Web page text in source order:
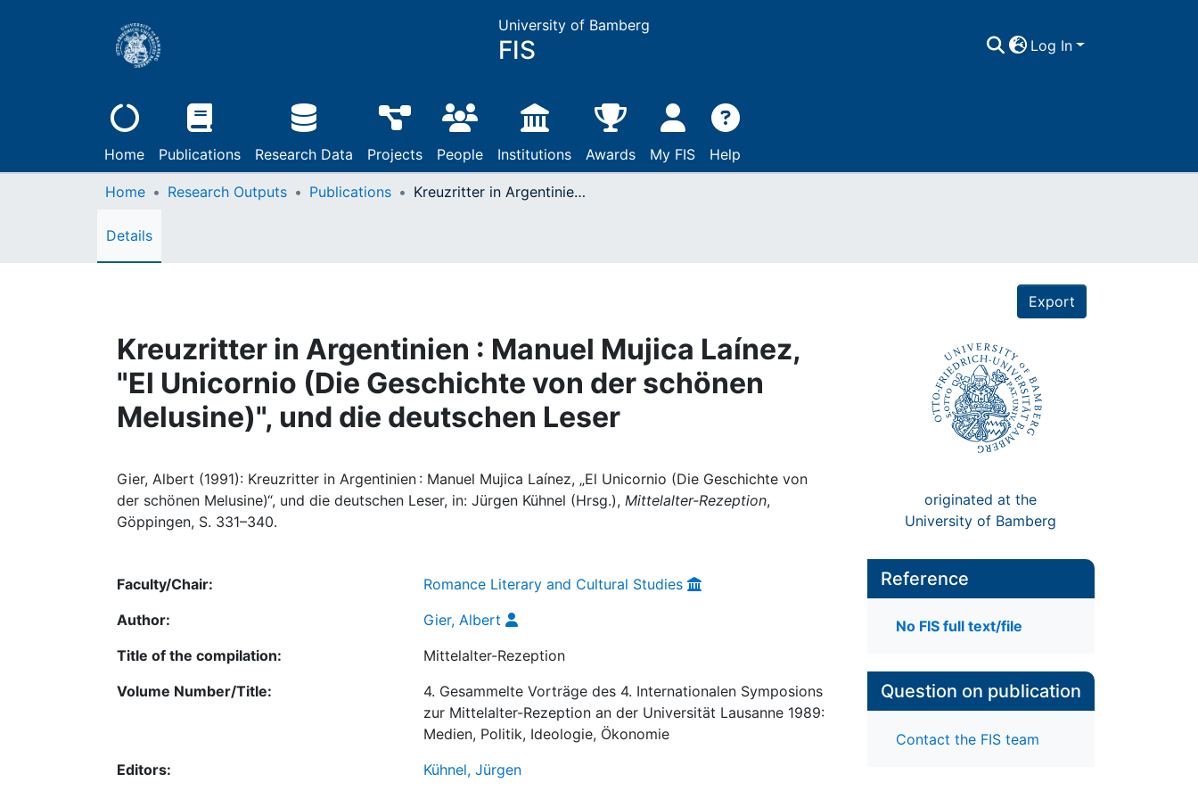
University of Bamberg
FIS Log In
Home Publications Research Data Projects People Institutions Awards My FIS Help
Home Research Outputs Publications Kreuzritter in Argentinien : Manuel Mujica Laínez, "El Unicornio (Die Geschichte von der schönen Melusine)", und die deutschen Leser
Details
Export
Kreuzritter in Argentinien : Manuel Mujica Laínez,
"El Unicornio (Die Geschichte von der schönen
Melusine)", und die deutschen Leser
Gier, Albert (1991): Kreuzritter in Argentinien : Manuel Mujica Laínez, „El Unicornio (Die Geschichte von
der schönen Melusine)“, und die deutschen Leser, in: Jürgen Kühnel (Hrsg.), Mittelalter-Rezeption,
Göppingen, S. 331–340.
originated at the
University of Bamberg
Faculty/Chair:
Romance Literary and Cultural Studies
Author:
Gier, Albert
Title of the compilation:
Mittelalter-Rezeption
Volume Number/Title:
4. Gesammelte Vorträge des 4. Internationalen Symposions
zur Mittelalter-Rezeption an der Universität Lausanne 1989:
Medien, Politik, Ideologie, Ökonomie
Editors:
Kühnel, Jürgen
Reference
No FIS full text/file
Question on publication
Contact the FIS team